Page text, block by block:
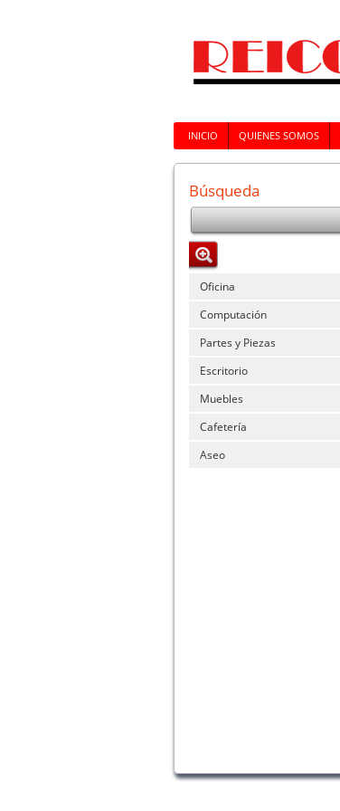
INICIO QUIENES SOMOS
Búsqueda
Oficina
Computación
Partes y Piezas
Escritorio
Muebles
Cafetería
Aseo